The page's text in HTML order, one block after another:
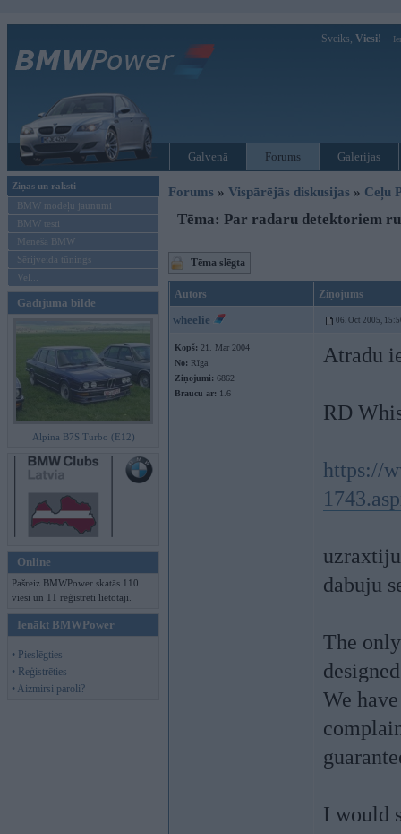
Sveiks, Viesi!
Galvenā Forums Galerijas
Ziņas un raksti
BMW modeļu jaunumi
BMW testi
Mēneša BMW
Sērijveida tūnings
Vel...
Gadījuma bilde
Alpina B7S Turbo (E12)
Online
Pašreiz BMWPower skatās 110
viesi un 11 reģistrēti lietotāji.
Ienākt BMWPower
• Pieslēgties
• Reģistrēties
• Aizmirsi paroli?
Forums » Vispārējās diskusijas » Ceļu
Tēma: Par radaru detektoriem
Tēma slēgta
Autors Ziņojums
wheelie 06. Oct 2005,
Kopš: 21. Mar 2004
No: Rīga
Ziņojumi: 6862
Braucu ar: 1.6
Atradu
RD
https://
dabuju
The
We
I would